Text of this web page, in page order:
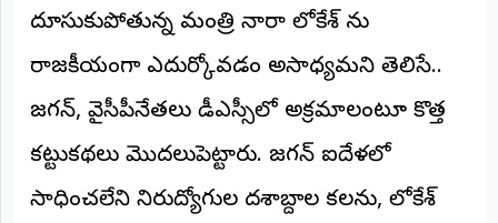
NEWS
ప్రతి
దూసుకుపోతున్న మంత్రి నారా లోకేశ్ ను
రాజకీయంగా ఎదుర్కోవడం అసాధ్యమని తెలిసే..
జగన్, వైసీపీనేతలు డీఎస్సీలో అక్రమాలంటూ కొత్త
కట్టుకథలు మొదలుపెట్టారు. జగన్ ఐదేళ్లలో
సాధించలేని నిరుద్యోగుల దశాబ్దాల కలను, లోకేశ్